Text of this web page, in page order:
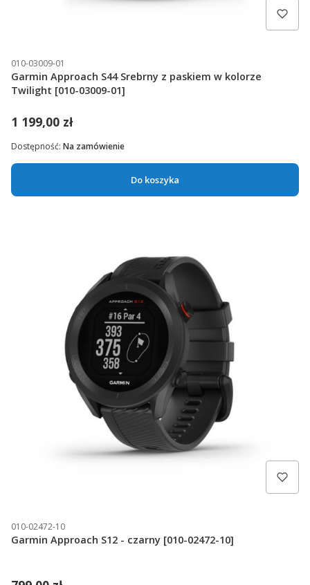
010-03009-01
Garmin Approach S44 Srebrny z paskiem w kolorze
Twilight [010-03009-01]
1 199,00 zł
Do koszyka
Dostępność: Na zamówienie
010-02472-10
Garmin Approach S12 - czarny [010-02472-10]